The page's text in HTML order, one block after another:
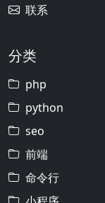
联系
分类
php
python
seo
前端
命令行